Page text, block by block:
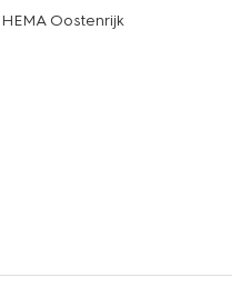
HEMA Oostenrijk